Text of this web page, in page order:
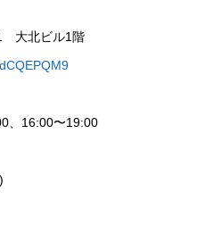
大北ビル1階
、16:00〜19:00